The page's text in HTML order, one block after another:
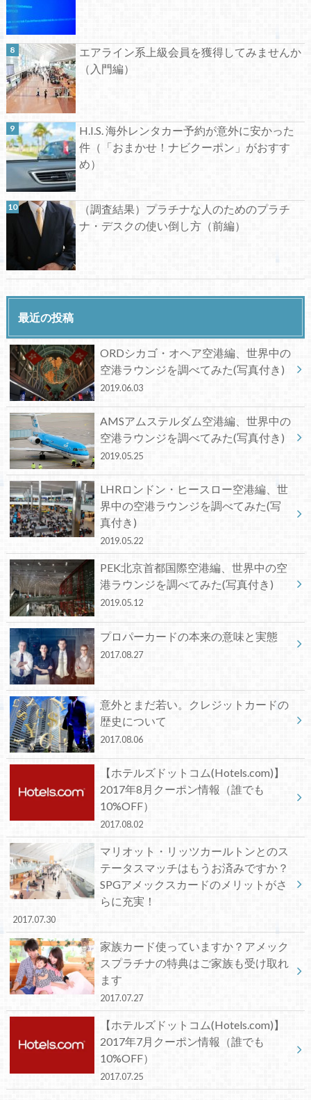
エアライン系上級会員を獲得してみませんか
（入門編）
H.I.S. 海外レンタカー予約が意外に安かった
件（「おまかせ！ナビクーポン」がおすす
め）
（調査結果）プラチナな人のためのプラチ
ナ・デスクの使い倒し方（前編）
最近の投稿
ORDシカゴ・オヘア空港編、世界中の
空港ラウンジを調べてみた(写真付き)
2019.06.03
AMSアムステルダム空港編、世界中の
空港ラウンジを調べてみた(写真付き)
2019.05.25
LHRロンドン・ヒースロー空港編、世
界中の空港ラウンジを調べてみた(写
真付き)
2019.05.22
PEK北京首都国際空港編、世界中の空
港ラウンジを調べてみた(写真付き)
2019.05.12
プロパーカードの本来の意味と実態
2017.08.27
意外とまだ若い。クレジットカードの
歴史について
2017.08.06
【ホテルズドットコム(Hotels.com)】
2017年8月クーポン情報（誰でも
10%OFF）
2017.08.02
マリオット・リッツカールトンとのス
テータスマッチはもうお済みですか？
SPGアメックスカードのメリットがさ
らに充実！
2017.07.30
家族カード使っていますか？アメック
スプラチナの特典はご家族も受け取れ
ます
2017.07.27
【ホテルズドットコム(Hotels.com)】
2017年7月クーポン情報（誰でも
10%OFF）
2017.07.25